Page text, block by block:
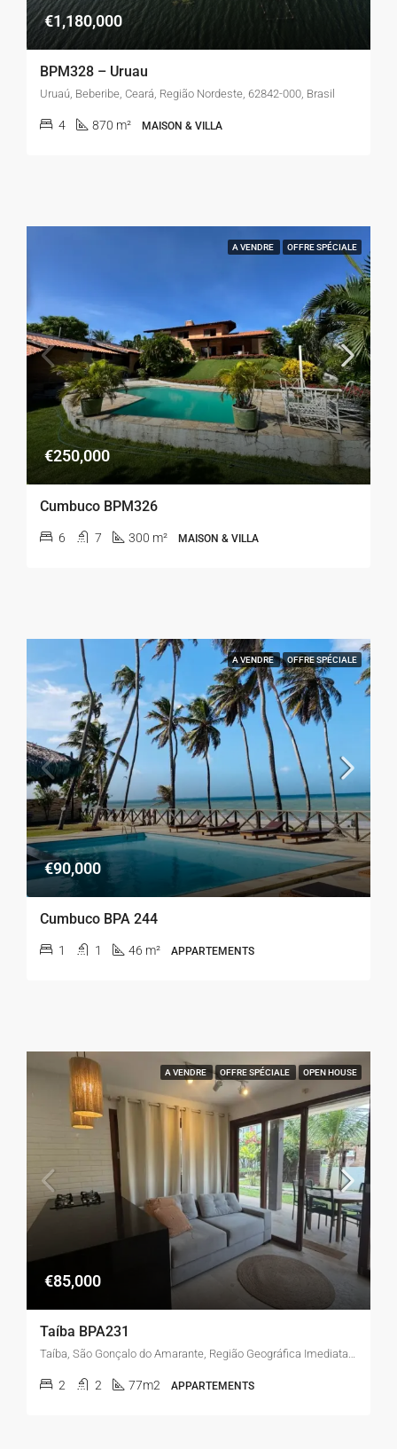
€1,180,000
BPM328 – Uruau
Uruaú, Beberibe, Ceará, Região Nordeste, 62842-000, Brasil
4 870 m² MAISON & VILLA
A VENDRE OFFRE SPÉCIALE
€250,000
Cumbuco BPM326
6 7 300 m² MAISON & VILLA
A VENDRE OFFRE SPÉCIALE
€90,000
Cumbuco BPA 244
1 1 46 m² APPARTEMENTS
A VENDRE OFFRE SPÉCIALE OPEN HOUSE
€85,000
Taíba BPA231
Taíba, São Gonçalo do Amarante, Região Geográfica Imediata de Fortaleza, Região Geográfica Intermediária de Fortaleza, Ceará, 62677-000, Brasil
2 2 77m2 APPARTEMENTS